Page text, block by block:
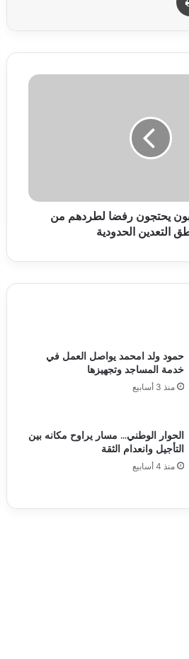
يحتجون رفضا لطردهم من
التعدين الحدودية
حمود ولد امحمد يواصل العمل في
خدمة المساجد وتجهيزها
منذ 3 أسابيع
الحوار الوطني… مسار يراوح مكانه بين
التأجيل وانعدام الثقة
منذ 4 أسابيع